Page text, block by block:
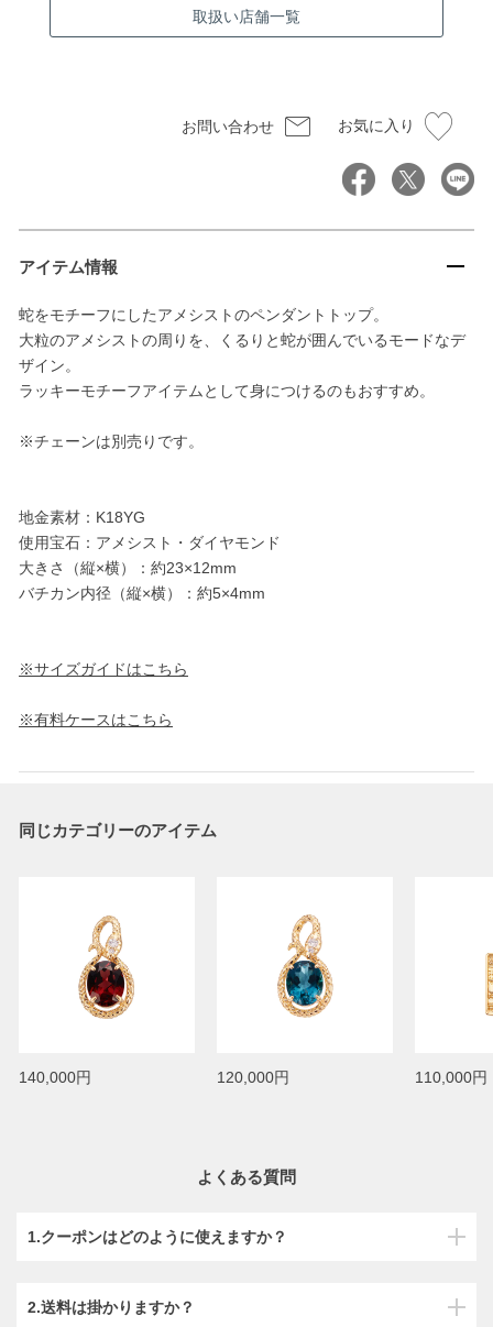
取扱い店舗一覧
お問い合わせ お気に入り
アイテム情報
蛇をモチーフにしたアメシストのペンダントトップ。
大粒のアメシストの周りを、くるりと蛇が囲んでいるモードなデ
ザイン。
ラッキーモチーフアイテムとして身につけるのもおすすめ。
※チェーンは別売りです。
地金素材：K18YG
使用宝石：アメシスト・ダイヤモンド
大きさ（縦×横）：約23×12mm
バチカン内径（縦×横）：約5×4mm
※サイズガイドはこちら
※有料ケースはこちら
同じカテゴリーのアイテム
140,000円 120,000円 110,000円
よくある質問
1.クーポンはどのように使えますか？
2.送料は掛かりますか？